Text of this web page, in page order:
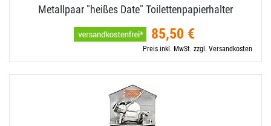
Metallpaar "heißes Date" Toilettenpapierhalter
85,50 €
Preis inkl. MwSt. zzgl. Versandkosten